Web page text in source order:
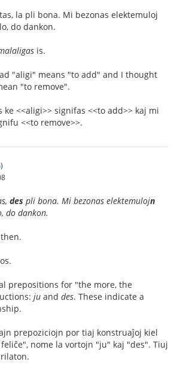
la pli bona. Mi bezonas elektemuloj
do dankon.
is.
"aligi" means "to add" and I thought
"to remove".
ke <<aligi>> signifas <<to add>> kaj mi
<<to remove>>.
)
des pli bona. Mi bezonas elektemulojn
do dankon.
prepositions for "the more, the
ju and des. These indicate a
prepoziciojn por tiaj konstruaĵoj kiel
nome la vortojn "ju" kaj "des". Tiuj